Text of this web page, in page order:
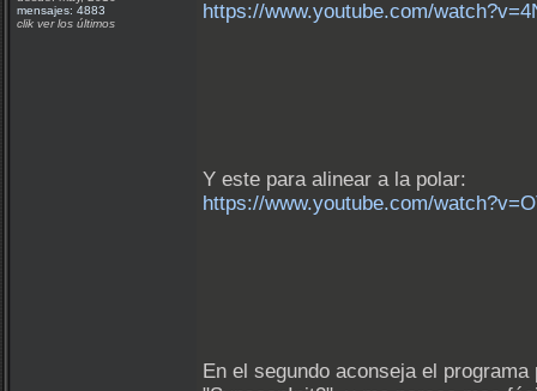
mensajes: 4883
clik ver los últimos
https://www.youtube.com/
Y este para alinear a la polar:
https://www.youtube.com/
En el segundo aconseja el